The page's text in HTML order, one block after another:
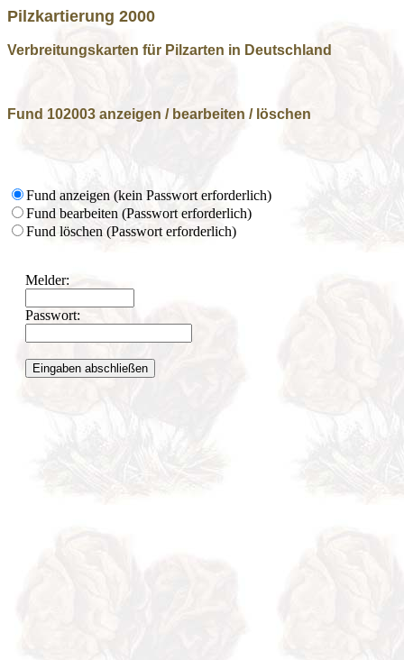
Pilzkartierung 2000
Verbreitungskarten für Pilzarten in Deutschland
Fund 102003 anzeigen / bearbeiten / löschen
Fund anzeigen (kein Passwort erforderlich)
Fund bearbeiten (Passwort erforderlich)
Fund löschen (Passwort erforderlich)
Melder:
Passwort: